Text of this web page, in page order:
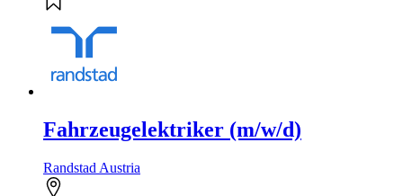
Fahrzeugelektriker (m/w/d)
Randstad Austria